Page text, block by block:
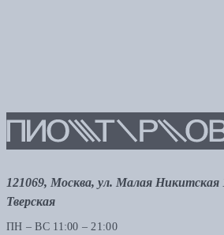
121069, Москва, ул. Малая
Тверская
ПН – ВС 11:00 – 21:00